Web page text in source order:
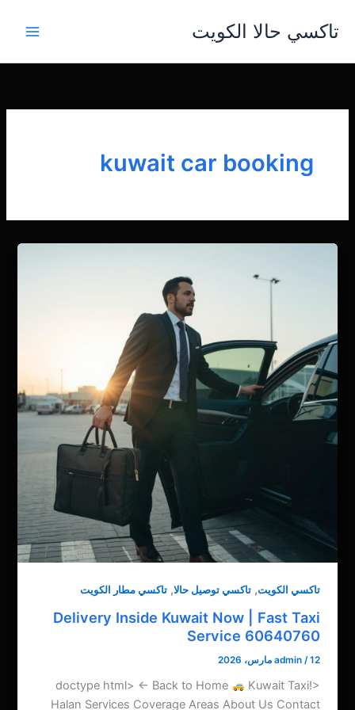
تاكسي حالا الكويت
kuwait car booking
تاكسي الكويت,تاكسي توصيل حالا,تاكسي مطار الكويت
Delivery Inside Kuwait Now | Fast Taxi
Service 60640760
admin /12 مارس، 2026
<!doctype html> ← Back to Home
Kuwait Taxi
Halan Services Coverage Areas About Us Contact